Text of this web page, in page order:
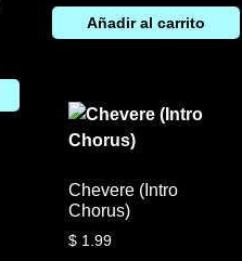
Añadir al carrito
Chevere (Intro
Chorus)
$ 1.99